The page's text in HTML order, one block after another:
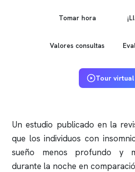
Tomar hora
Valores consultas
Tour virtual
Un estudio publicado en la
que los individuos con
sueño menos profundo y
durante la noche en